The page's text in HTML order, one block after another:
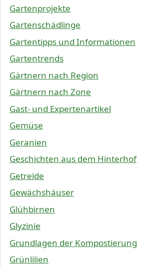
Gartenprojekte
Gartenschädlinge
Gartentipps und Informationen
Gartentrends
Gärtnern nach Region
Gärtnern nach Zone
Gast- und Expertenartikel
Gemüse
Geranien
Geschichten aus dem Hinterhof
Getreide
Gewächshäuser
Glühbirnen
Glyzinie
Grundlagen der Kompostierung
Grünlilien